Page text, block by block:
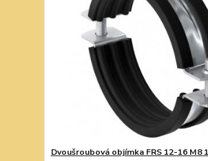
Dvoušroubová objímka FRS 12-16 M8